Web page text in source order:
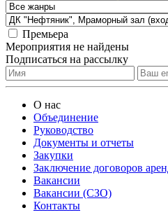
Премьера
Мероприятия не найдены
Подписаться на рассылку
О нас
Объединение
Руководство
Документы и отчеты
Закупки
Заключение договоров
Вакансии
Вакансии (СЗО)
Контакты